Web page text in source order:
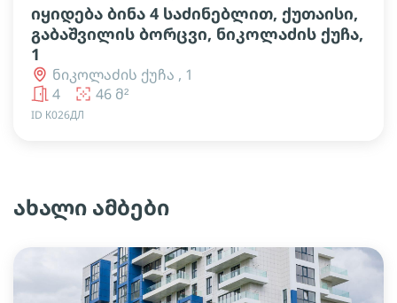
იყიდება ბინა 4 საძინებლით, ქუთაისი,
გაბაშვილის ბორცვი, ნიკოლაძის ქუჩა,
1
ნიკოლაძის ქუჩა , 1
4
46 მ²
ID К026ДЛ
ახალი ამბები